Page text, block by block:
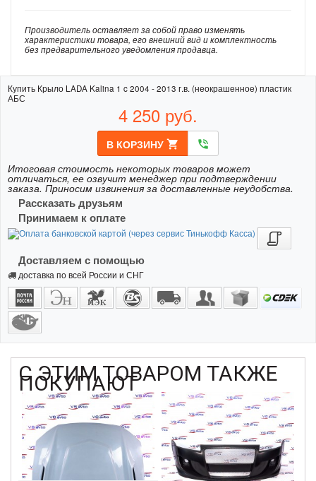
Производитель оставляет за собой право изменять
характеристики товара, его внешний вид и комплектность
без предварительного уведомления продавца.
Купить Крыло LADA Kalina 1 c 2004 - 2013 г.в. (неокрашенное) пластик
АБС
4 250 руб.
В КОРЗИНУ shopping_cart phone_in_talk
Итоговая стоимость некоторых товаров может
отличаться, ее озвучит менеджер при подтверждении
заказа. Приносим извинения за доставленные неудобства.
Рассказать друзьям
Принимаем к оплате
Доставляем с помощью
доставка по всей России и СНГ
С ЭТИМ ТОВАРОМ ТАКЖЕ
ПОКУПАЮТ